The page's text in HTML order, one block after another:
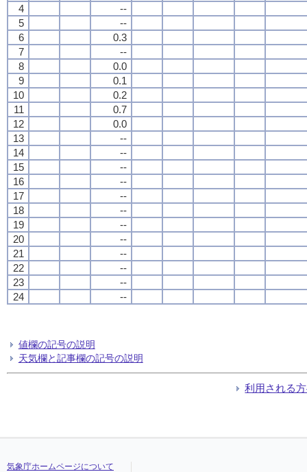
4
--
5
--
6
0.3
7
--
8
0.0
9
0.1
10
0.2
11
0.7
12
0.0
13
--
14
--
15
--
16
--
17
--
18
--
19
--
20
--
21
--
22
--
23
--
24
--
値欄の記号の説明
天気欄と記事欄の記号の説明
利用される
気象庁ホームページについて